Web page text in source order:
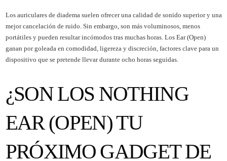
Los auriculares de diadema suelen ofrecer una calidad de sonido superior y una
mejor cancelación de ruido. Sin embargo, son más voluminosos, menos
portátiles y pueden resultar incómodos tras muchas horas. Los Ear (Open)
ganan por goleada en comodidad, ligereza y discreción, factores clave para un
dispositivo que se pretende llevar durante ocho horas seguidas.
¿SON LOS NOTHING
EAR (OPEN) TU
PRÓXIMO GADGET DE